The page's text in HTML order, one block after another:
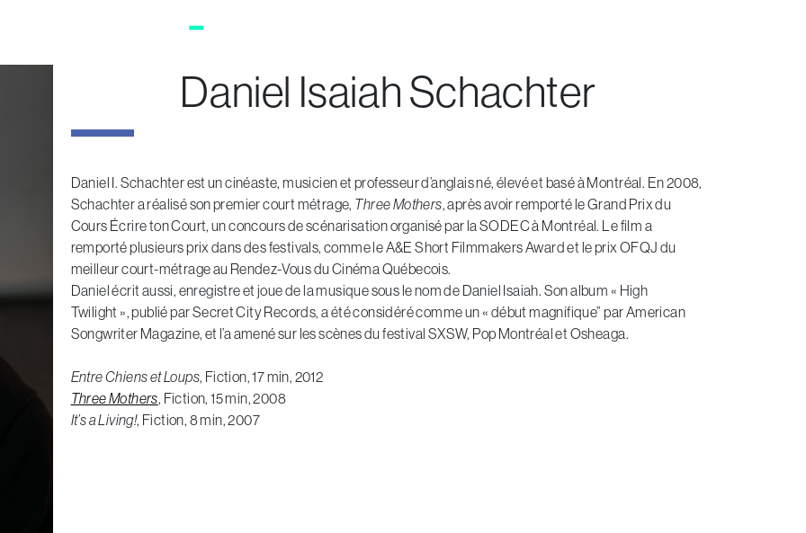
Daniel Isaiah Schachter
Daniel I. Schachter est un cinéaste, musicien et professeur d’anglais né, élevé et basé à Montréal. En 2008,
Schachter a réalisé son premier court métrage, Three Mothers, après avoir remporté le Grand Prix du
Cours Écrire ton Court, un concours de scénarisation organisé par la SODEC à Montréal. Le film a
remporté plusieurs prix dans des festivals, comme le A&E Short Filmmakers Award et le prix OFQJ du
meilleur court-métrage au Rendez-Vous du Cinéma Québecois.
Daniel écrit aussi, enregistre et joue de la musique sous le nom de Daniel Isaiah. Son album « High
Twilight », publié par Secret City Records, a été considéré comme un « début magnifique” par American
Songwriter Magazine, et l’a amené sur les scènes du festival SXSW, Pop Montréal et Osheaga.
Entre Chiens et Loups, Fiction, 17 min, 2012
Three Mothers, Fiction, 15 min, 2008
It’s a Living!, Fiction, 8 min, 2007